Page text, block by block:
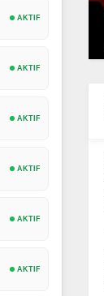
AKTIF
AKTIF
AKTIF
AKTIF
AKTIF
AKTIF